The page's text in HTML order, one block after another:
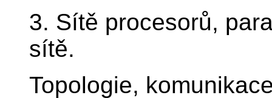
3. Sítě procesorů,
sítě.
Topologie,